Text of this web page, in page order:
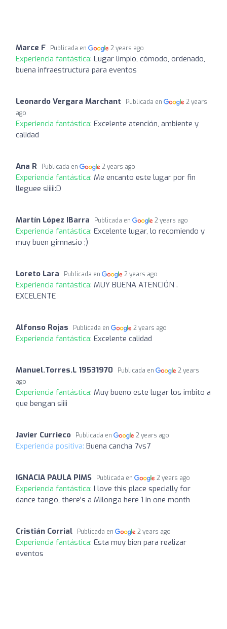
Marce F Publicada en 2 years ago
Experiencia fantástica: Lugar limpio, cómodo, ordenado,
buena infraestructura para eventos
Leonardo Vergara Marchant Publicada en
2 years
ago
Experiencia fantástica: Excelente atención, ambiente y
calidad
Ana R Publicada en 2 years ago
Experiencia fantástica: Me encanto este lugar por fin
lleguee siiiii:D
Martín López IBarra Publicada en 2 years ago
Experiencia fantástica: Excelente lugar, lo recomiendo y
muy buen gimnasio ;)
Loreto Lara Publicada en 2 years ago
Experiencia fantástica: MUY BUENA ATENCIÓN .
EXCELENTE
Alfonso Rojas Publicada en 2 years ago
Experiencia fantástica: Excelente calidad
Manuel.Torres.L 19531970 Publicada en
2 years
ago
Experiencia fantástica: Muy bueno este lugar los imbito a
que bengan siiii
Javier Currieco Publicada en 2 years ago
Experiencia positiva: Buena cancha 7vs7
IGNACIA PAULA PIMS Publicada en 2 years ago
Experiencia fantástica: I love this place specially for
dance tango, there's a Milonga here 1 in one month
Cristián Corrial Publicada en 2 years ago
Experiencia fantástica: Esta muy bien para realizar
eventos